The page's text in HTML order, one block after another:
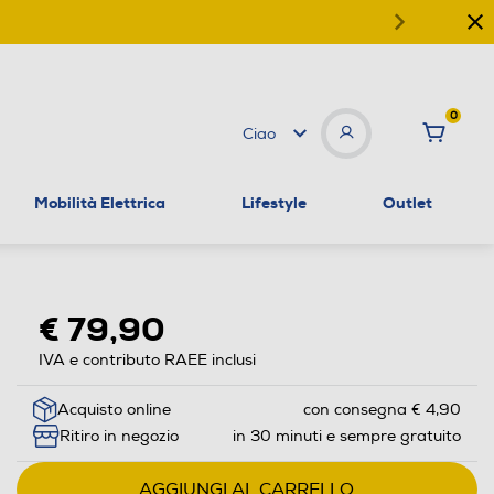
Ciao
0
Mobilità Elettrica Lifestyle Outlet
€ 79,90
IVA e contributo RAEE inclusi
Acquisto online
con consegna € 4,90
Ritiro in negozio
in 30 minuti e sempre gratuito
AGGIUNGI AL CARRELLO